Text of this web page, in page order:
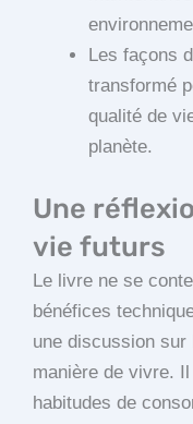
Les façons
transformé
qualité de
planète.
Une
vie futurs
Le livre ne se
bénéfices
une discussion sur
manière de vivre.
habitudes de